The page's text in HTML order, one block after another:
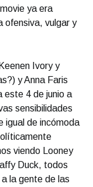
ya era
ofensiva, vulgar y
Ivory y
y Anna Faris
este 4 de junio a
sensibilidades
igual de incómoda
viendo Looney
Duck, todos
la gente de las